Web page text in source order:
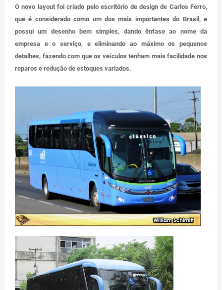
O novo layout foi criado pelo escritório de design de Carlos Ferro,
que é considerado como um dos mais importantes do Brasil, e
possui um desenho bem simples, dando ênfase ao nome da
empresa e o serviço, e eliminando ao máximo os pequenos
detalhes, fazendo com que os veículos tenham mais facilidade nos
reparos e redução de estoques variados.